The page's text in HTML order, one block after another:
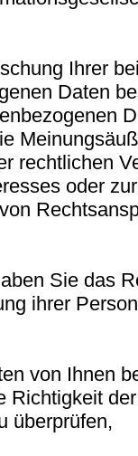
Ihrer
Daten
rechtlichen
oder
Sie das
ihrer
von Ihnen
Richtigkeit der
überprüfen,